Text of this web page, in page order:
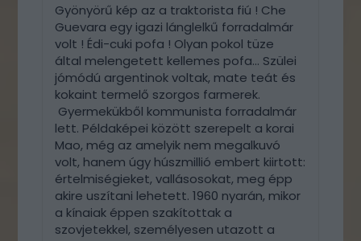
Gyönyörű kép az a traktorista fiú ! Che
Guevara egy igazi lánglelkű forradalmár
volt ! Édi-cuki pofa ! Olyan pokol tüze
által melengetett kellemes pofa... Szülei
jómódú argentinok voltak, mate teát és
kokaint termelő szorgos farmerek.
Gyermekükből kommunista forradalmár
lett. Példaképei között szerepelt a korai
Mao, még az amelyik nem megalkuvó
volt, hanem úgy húszmillió embert kiirtott:
értelmiségieket, vallásosokat, meg épp
akire uszítani lehetett. 1960 nyarán, mikor
a kínaiak éppen szakítottak a
szovjetekkel, személyesen utazott a